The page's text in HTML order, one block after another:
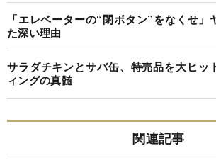
「エレベーターの“閉ボタン”をなくせ
た深い理由
サラダチキンとサバ缶、特売品を大ヒッ
ィングの真髄
関連記事